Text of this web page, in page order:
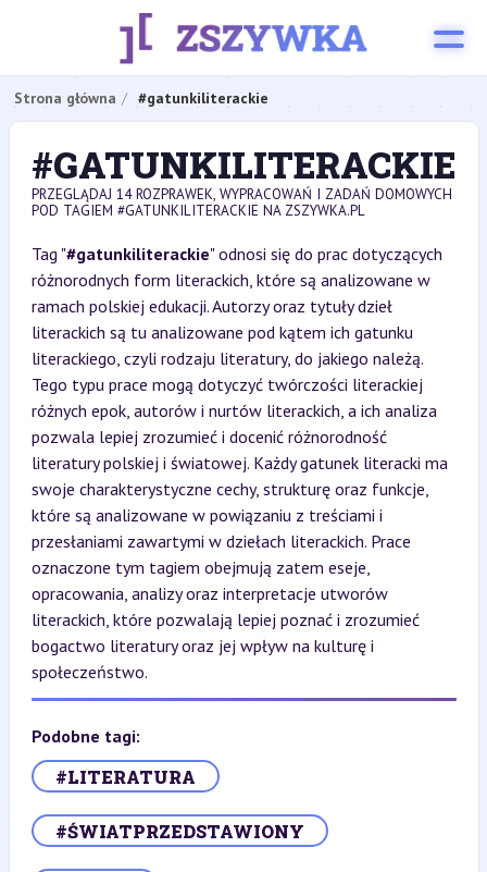
Strona główna #gatunkiliterackie
#GATUNKILITERACKIE
PRZEGLĄDAJ 14 ROZPRAWEK, WYPRACOWAŃ I ZADAŃ DOMOWYCH
POD TAGIEM #GATUNKILITERACKIE NA ZSZYWKA.PL
Tag "#gatunkiliterackie" odnosi się do prac dotyczących
różnorodnych form literackich, które są analizowane w
ramach polskiej edukacji. Autorzy oraz tytuły dzieł
literackich są tu analizowane pod kątem ich gatunku
literackiego, czyli rodzaju literatury, do jakiego należą.
Tego typu prace mogą dotyczyć twórczości literackiej
różnych epok, autorów i nurtów literackich, a ich analiza
pozwala lepiej zrozumieć i docenić różnorodność
literatury polskiej i światowej. Każdy gatunek literacki ma
swoje charakterystyczne cechy, strukturę oraz funkcje,
które są analizowane w powiązaniu z treściami i
przesłaniami zawartymi w dziełach literackich. Prace
oznaczone tym tagiem obejmują zatem eseje,
opracowania, analizy oraz interpretacje utworów
literackich, które pozwalają lepiej poznać i zrozumieć
bogactwo literatury oraz jej wpływ na kulturę i
społeczeństwo.
Podobne tagi:
#LITERATURA
#ŚWIATPRZEDSTAWIONY